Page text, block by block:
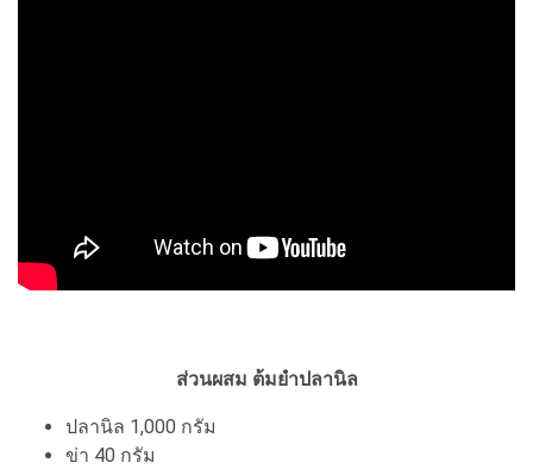
ส่วนผสม ต้มยำปลานิล
ปลานิล 1,000 กรัม
ข่า 40 กรัม